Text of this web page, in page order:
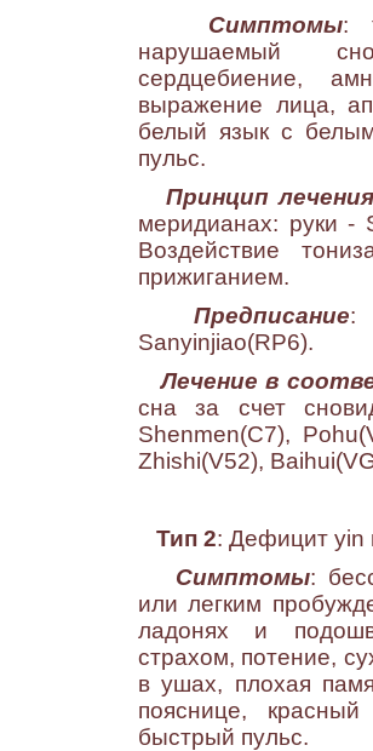
Симптомы:
нарушаемый
сердцебиение,
выражение лица,
белый язык с
пульс.
Принцип
меридианах: руки -
Воздействие
прижиганием.
Предписание:
Sanyinjiao(RP6).
Лечение в
сна за счет
Shenmen(C7),
Zhishi(V52),
Тип 2: Дефицит yin
Симптомы:
или легким
ладонях и
страхом, потение,
в ушах, плохая
пояснице,
быстрый пульс.